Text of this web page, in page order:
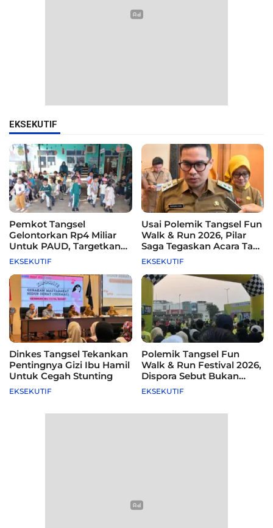
EKSEKUTIF
Pemkot Tangsel
Gelontorkan Rp4 Miliar
Untuk PAUD, Targetkan
115 Sekolah
EKSEKUTIF
Usai Polemik Tangsel Fun
Walk & Run 2026, Pilar
Saga Tegaskan Acara Tak
Difasilitasi Pemkot
EKSEKUTIF
Dinkes Tangsel Tekankan
Pentingnya Gizi Ibu Hamil
Untuk Cegah Stunting
EKSEKUTIF
Polemik Tangsel Fun
Walk & Run Festival 2026,
Dispora Sebut Bukan
Agenda Pemkot
EKSEKUTIF